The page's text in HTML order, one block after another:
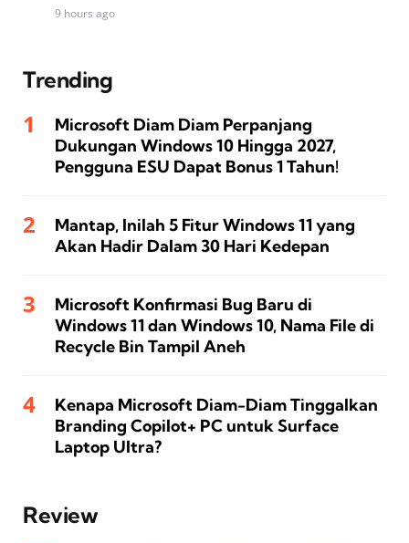
9 hours ago
Trending
Microsoft Diam Diam Perpanjang
Dukungan Windows 10 Hingga 2027,
Pengguna ESU Dapat Bonus 1 Tahun!
Mantap, Inilah 5 Fitur Windows 11 yang
Akan Hadir Dalam 30 Hari Kedepan
Microsoft Konfirmasi Bug Baru di
Windows 11 dan Windows 10, Nama File di
Recycle Bin Tampil Aneh
Kenapa Microsoft Diam-Diam Tinggalkan
Branding Copilot+ PC untuk Surface
Laptop Ultra?
Review